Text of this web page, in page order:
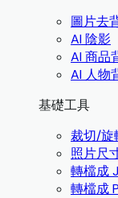
圖片去
AI 陰影
AI 商品
AI 人物
基礎工具
裁切/旋
照片尺
轉檔成
轉檔成